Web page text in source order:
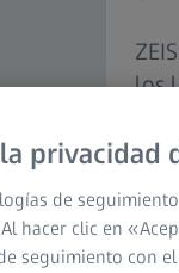
los
un
privacidad
de
hacer clic en
seguimiento con